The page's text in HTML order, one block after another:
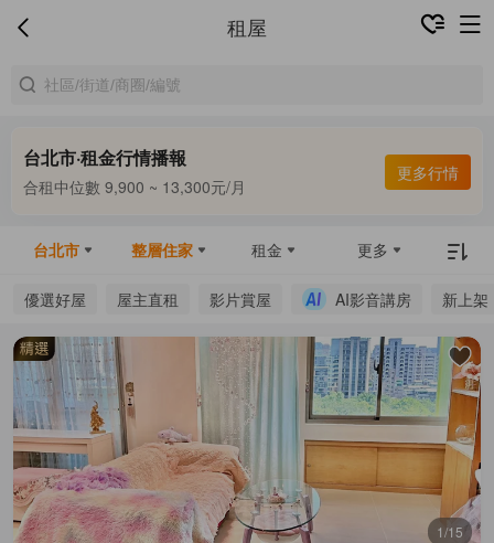
租屋
台北市·租金行情播報
合租中位數 9,900 ~ 13,300元/月
更多行情
台北市 整層住家 租金 更多
優選好屋 屋主直租 影片賞屋 AI影音講房 新上架
1/15